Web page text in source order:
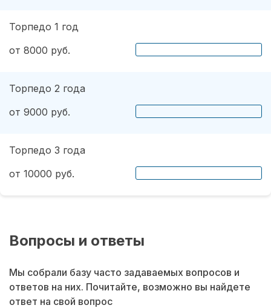
Торпедо 1 год
от 8000 руб.
Торпедо 2 года
от 9000 руб.
Торпедо 3 года
от 10000 руб.
Вопросы и ответы
Мы собрали базу часто задаваемых вопросов и
ответов на них. Почитайте, возможно вы найдете
ответ на свой вопрос